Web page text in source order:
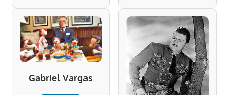
Gabriel Vargas